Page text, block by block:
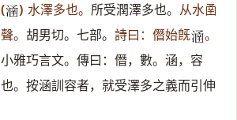
(𣹢 ) 水澤多也。 所受潤澤多也。 从水圅
聲。 胡男切。七部。 詩曰：僭始旣𣹢 。
小雅巧言文。傳曰：僭，數。涵，容
也。按涵訓容者，就受澤多之義而引伸